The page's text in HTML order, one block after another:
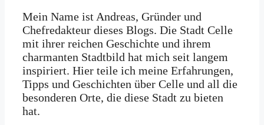
Mein Name ist Andreas, Gründer und
Chefredakteur dieses Blogs. Die Stadt Celle
mit ihrer reichen Geschichte und ihrem
charmanten Stadtbild hat mich seit langem
inspiriert. Hier teile ich meine Erfahrungen,
Tipps und Geschichten über Celle und all die
besonderen Orte, die diese Stadt zu bieten
hat.